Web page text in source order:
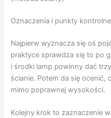
Oznaczenia i punkty
Najpierw wyznacza się oś
praktyce sprawdza się to po
i środki lamp powinny dać
ścianie. Potem da się ocenić,
mimo poprawnej wysokości.
Kolejny krok to zaznaczenie